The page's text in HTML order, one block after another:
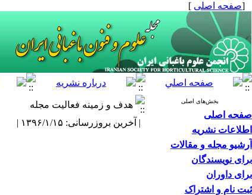
[صفحه اصلی ]
بخش‌های اصلی
صفحه اصلی
اطلاعات نشریه
آرشیو مجله و مقالات
برای نویسندگان
برای داوران
ثبت نام و اشتراک
هدف و زمینه فعالیت مجله
| آخرین بروزرسانی: ۱۳۹۶/۱/۱۵ |